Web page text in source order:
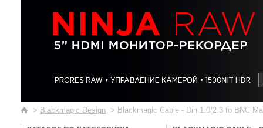
> Blackmagic Design > Blackmagic Cable - Din 1.0/2.3 to BNC